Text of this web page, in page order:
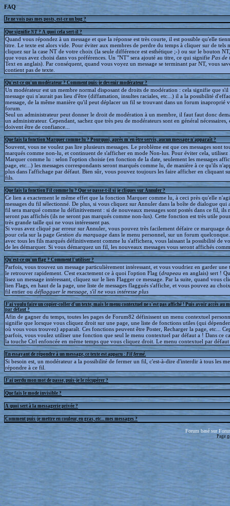
FAQ
Je ne vois pas mes posts, est-ce un bug ?
Que signifie NT ? A quoi cela sert-il ?
Quand vous répondez à un message et que la réponse est très courte, il est possible qu'elle
titre. Le texte est alors vide. Pour éviter aux membres de perdre du temps à cliquer sur de tels
cliquez sur la case NT de votre choix (la seule différence est esthétique ;-) ou sur le bouton
que vous avez choisi dans vos préférences. Un "NT" sera ajouté au titre, ce qui signifie Pas de
Text en anglais). Par conséquent, quand vous voyez un message se terminant par NT, vous
contient pas de texte.
Qu'est-ce qu'un modérateur ? Comment puis-je devenir modérateur ?
Un modérateur est un membre normal disposant de droits de modération : cela signifie que
message qui n'aurait pas lieu d'être (diffamation, insultes raciales, etc...) il a la possibilité
message, de la même manière qu'il peut déplacer un fil se trouvant dans un forum inaproprié
forum.
Seul un administrateur peut donner le droit de modération à un membre, il faut faut donc
un administrateur. Cependant, sachez que très peu de modérateurs sont en général nécessaires,
doivent être de confiance...
Que fais la fonction Marquer comme lu ? Pourquoi, après m'en être servis, aucun message n'apparaît ?
Souvent, vous ne voulez pas lire plusieurs messages. Le problème est que ces messages sont
marqués comme non-lu, et continuent de s'afficher en mode Non-lus. Pour éviter cela,
Marquer comme lu : selon l'option choisie (en fonction de la date, seulement les messages
page, etc...) les messages correspondants seront marqués comme lu, de manière à ce qu'ils
plus dans l'affichage par défaut. Bien sûr, vous pouvez toujours les faire afficher en cliquant
fils.
Que fais la fonction Fil comme lu ? Que se passe-t-il si je cliques sur Annuler ?
Ce lien a exactement le même effet que la fonction Marquer comme lu, à ceci près qu'elle
messages du fil sélectionné. De plus, si vous cliquez sur Annuler dans la boîte de dialogue qui
fil sera marqué comme lu définitivement : si de nouveaux messages sont postés dans ce fil, ils
seront pas affichés (ils ne seront pas marqués comme non-lus). Cette fonction est très utile
très grande taille qui ne vous intéressent pas.
Si vous avez cliqué par erreur sur Annuler, vous pouvez très facilement défaire ce marquage
pour cela sur la page Gestion du marquage dans le menu personnel, sur un forum
avec tous les fils marqués définitivement comme lu s'affichera, vous laissant la possibilité de
de les démarquer. Si vous démarquez un fil, les nouveaux messages vous seront affichés
Qu'est-ce qu'un flag ? Comment l'utiliser ?
Parfois, vous trouvez un message particulièrement intéressant, et vous voudriez en garder une
le retrouver rapidement. C'est exactement ce à quoi l'option Flag (drapeau en anglais) sert !
lisez un message intéressant, cliquez sur le lien Flagger ce message. Par la suite, quand vous
lien Flags, en haut de la page, une liste de messages flaggués s'affiche, et vous pouvez au
fil entier ou déflagguerle message, s'il ne vous intéresse plus
J'ai voulu faire un copier-coller d'un texte, mais le menu contextuel ne s'est pas affiché ! Puis avoir accès au
par défaut ?
Afin de gagner du temps, toutes les pages de Forum82 définissent un menu contextuel
signifie que lorsque vous cliquez droit sur une page, une liste de fonctions utiles (qui
où vous vous trouvez) apparaît. Ces fonctions peuvent être Poster, Recharger la page, etc...
parfois, vous voulez utiliser une fonction que seul le menu contextuel par défaut a ! Dans ce
la touche Ctrl enfoncée en même temps que vous cliquez droit. Le menu contextuel par
En essayant de répondre à un message, ce texte est apparu : Fil fermé
Si besoin est, un modérateur a la possibilité de fermer un fil, c'est-à-dire d'interdir à tous les
répondre à ce fil.
J'ai perdu mon mot de passe, puis-je le récupérer ?
Que fais le mode invisible ?
A quoi sert à la messagerie privée ?
Comment puis-je mettre en couleur, en gras, etc... mes messages ?
Forum basé sur
Page